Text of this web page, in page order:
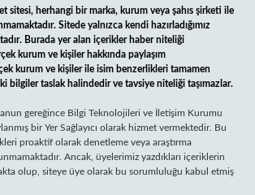
sitesi, herhangi bir marka, kurum veya şahıs şirketi ile
Sitede yalnızca kendi hazırladığımız
Burada yer alan içerikler haber niteliği
kurum ve kişiler hakkında paylaşım
kurum ve kişiler ile isim benzerlikleri tamamen
bilgiler taslak halindedir ve tavsiye niteliği taşımazlar.
gereğince Bilgi Teknolojileri ve İletişim Kurumu
bir Yer Sağlayıcı olarak hizmet vermektedir. Bu
proaktif olarak denetleme veya araştırma
Ancak, üyelerimiz yazdıkları içeriklerin
olup, siteye üye olarak bu sorumluluğu kabul etmiş